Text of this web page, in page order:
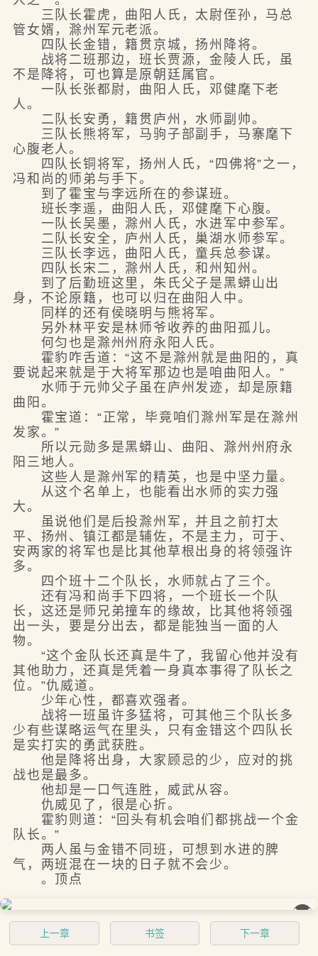
三队长霍虎，曲阳人氏，太尉侄孙，马总
管女婿，滁州军元老派。
四队长金错，籍贯京城，扬州降将。
战将二班那边，班长贾源，金陵人氏，虽
不是降将，可也算是原朝廷属官。
一队长张都尉，曲阳人氏，邓健麾下老
人。
二队长安勇，籍贯庐州，水师副帅。
三队长熊将军，马驹子部副手，马寨麾下
心腹老人。
四队长铜将军，扬州人氏，“四佛将”之一，
冯和尚的师弟与手下。
到了霍宝与李远所在的参谋班。
班长李遥，曲阳人氏，邓健麾下心腹。
一队长吴墨，滁州人氏，水进军中参军。
二队长安全，庐州人氏，巢湖水师参军。
三队长李远，曲阳人氏，童兵总参谋。
四队长宋二，滁州人氏，和州知州。
到了后勤班这里，朱氏父子是黑蟒山出
身，不论原籍，也可以归在曲阳人中。
同样的还有侯晓明与熊将军。
另外林平安是林师爷收养的曲阳孤儿。
何匀也是滁州州府永阳人氏。
霍豹咋舌道：“这不是滁州就是曲阳的，真
要说起来就是于大将军那边也是咱曲阳人。”
水师于元帅父子虽在庐州发迹，却是原籍
曲阳。
霍宝道：“正常，毕竟咱们滁州军是在滁州
发家。”
所以元勋多是黑蟒山、曲阳、滁州州府永
阳三地人。
这些人是滁州军的精英，也是中坚力量。
从这个名单上，也能看出水师的实力强
大。
虽说他们是后投滁州军，并且之前打太
平、扬州、镇江都是辅佐，不是主力，可于、
安两家的将军也是比其他草根出身的将领强许
多。
四个班十二个队长，水师就占了三个。
还有冯和尚手下四将，一个班长一个队
长，这还是师兄弟撞车的缘故，比其他将领强
出一头，要是分出去，都是能独当一面的人
物。
“这个金队长还真是牛了，我留心他并没有
其他助力，还真是凭着一身真本事得了队长之
位。”仇威道。
少年心性，都喜欢强者。
战将一班虽许多猛将，可其他三个队长多
少有些谋略运气在里头，只有金错这个四队长
是实打实的勇武获胜。
他是降将出身，大家顾忌的少，应对的挑
战也是最多。
他却是一口气连胜，威武从容。
仇威见了，很是心折。
霍豹则道：“回头有机会咱们都挑战一个金
队长。”
两人虽与金错不同班，可想到水进的脾
气，两班混在一块的日子就不会少。
。顶点
��
上一章 书签 下一章